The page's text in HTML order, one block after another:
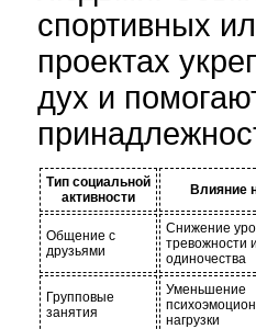
спортивных
проектах
дух и
Тип социальной
активности
Влияние
Общение с
друзьями
Снижение
тревожности
одиночества
Групповые
занятия
Уменьшение
нагрузки